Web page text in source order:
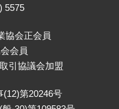
5575
協会正会員
会員
引協議会加盟
(12)第20246号